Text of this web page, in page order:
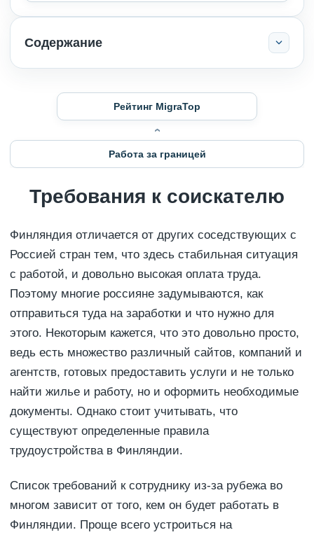
Содержание
Рейтинг MigraTop
Работа за границей
Требования к соискателю
Финляндия отличается от других соседствующих с
Россией стран тем, что здесь стабильная ситуация
с работой, и довольно высокая оплата труда.
Поэтому многие россияне задумываются, как
отправиться туда на заработки и что нужно для
этого. Некоторым кажется, что это довольно просто,
ведь есть множество различный сайтов, компаний и
агентств, готовых предоставить услуги и не только
найти жилье и работу, но и оформить необходимые
документы. Однако стоит учитывать, что
существуют определенные правила
трудоустройства в Финляндии.
Список требований к сотруднику из-за рубежа во
многом зависит от того, кем он будет работать в
Финляндии. Проще всего устроиться на